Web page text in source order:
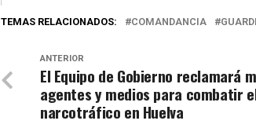
TEMAS RELACIONADOS: COMANDANCIA
ANTERIOR
El Equipo de Gobierno reclamará
agentes y medios para combatir
narcotráfico en Huelva